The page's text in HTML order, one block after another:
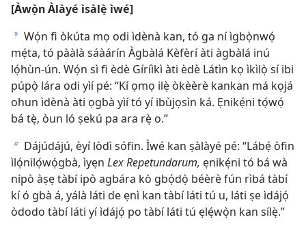
[Àwọ̀n Àlàyé ìsàlẹ̀ ìwé]
a Wọ́n fi òkúta mọ odi ìdènà kan, tó ga ní ìgbọ̀nwọ́
mẹ́ta, tó pààlà sáàárín Àgbàlá Kèfèrí àti àgbàlá inú
lọ́hùn-ún. Wọ́n sì fi èdè Gíríìkì àti èdè Látìn kọ ìkìlọ̀ sí ibi
púpọ̀ lára odi yìí pé: “Kí ọmọ ilẹ̀ òkèèrè kankan má kọjá
ohun ìdènà àti ọgbà yìí tó yí ibùjọsìn ká. Ẹnikẹ́ni tọ́wọ́
bá tẹ̀, òun ló ṣekú pa ara rẹ̀ o.”
b Dájúdájú, èyí lòdì sófin. Ìwé kan ṣàlàyé pé: “Lábẹ́ òfin
ìlọ́nilọ́wọ́gbà, ìyẹn Lex Repetundarum, ẹnikẹ́ni tó bá wà
nípò àṣẹ tàbí ipò agbára kò gbọ́dọ̀ béèrè fún rìbá tàbí
kí ó gbà á, yálà láti de ẹnì kan tàbí láti tú u, láti ṣe ìdájọ́
òdodo tàbí láti yí ìdájọ́ po tàbí láti tú ẹlẹ́wọ̀n kan sílẹ̀.”